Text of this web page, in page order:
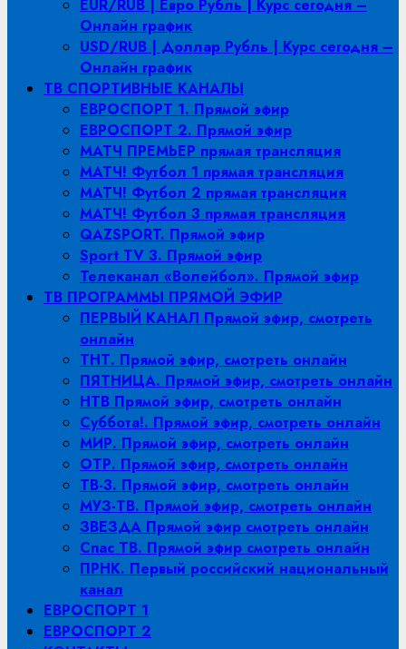
EUR/RUB | Евро Рубль | Курс сегодня –
Онлайн график
USD/RUB | Доллар Рубль | Курс сегодня –
Онлайн график
ТВ СПОРТИВНЫЕ КАНАЛЫ
ЕВРОСПОРТ 1. Прямой эфир
ЕВРОСПОРТ 2. Прямой эфир
МАТЧ ПРЕМЬЕР прямая трансляция
МАТЧ! Футбол 1 прямая трансляция
МАТЧ! Футбол 2 прямая трансляция
МАТЧ! Футбол 3 прямая трансляция
QAZSPORT. Прямой эфир
Sport TV 3. Прямой эфир
Телеканал «Волейбол». Прямой эфир
ТВ ПРОГРАММЫ ПРЯМОЙ ЭФИР
ПЕРВЫЙ КАНАЛ Прямой эфир, смотреть
онлайн
ТНТ. Прямой эфир, смотреть онлайн
ПЯТНИЦА. Прямой эфир, смотреть онлайн
НТВ Прямой эфир, смотреть онлайн
Суббота!. Прямой эфир, смотреть онлайн
МИР. Прямой эфир, смотреть онлайн
ОТР. Прямой эфир, смотреть онлайн
ТВ-3. Прямой эфир, смотреть онлайн
МУЗ-ТВ. Прямой эфир, смотреть онлайн
ЗВЕЗДА Прямой эфир смотреть онлайн
Спас ТВ. Прямой эфир смотреть онлайн
ПРНК. Первый российский национальный
канал
ЕВРОСПОРТ 1
ЕВРОСПОРТ 2